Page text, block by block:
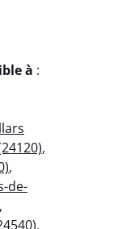
à :
,
,
de-
,
,